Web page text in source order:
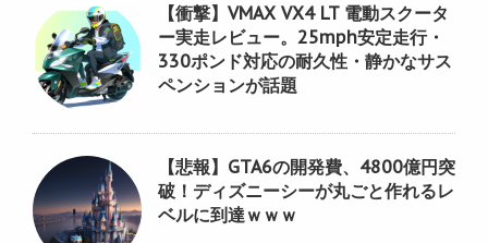
【衝撃】VMAX VX4 LT 電動スクータ
ー実走レビュー。25mph安定走行・
330ポンド対応の耐久性・静かなサス
ペンションが話題
【悲報】GTA6の開発費、4800億円突
破！ディズニーシーが丸ごと作れるレ
ベルに到達ｗｗｗ